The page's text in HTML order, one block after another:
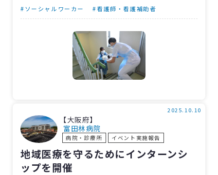
内に配膳車を運び入れることができず、当院の
リレー方式で配膳しました。
研修は「震度4の地震が発生したものの施設に
大きな被害はなく、食事は提供できる」という
想定で実施。7～10階の間でリレー方式での配膳
当院は10階建てで、厨房は1階で病棟は9階ま
であり、配膳には多くの人員や労力が必要です。
災害時の人員確保の課題はありますが、いつ起
こるか分からない災害に備えることができまし
た。
#ソーシャルワーカー
#看護師・看護補助者
【大阪府】
富田林病院
病院・診療所 イベント実施報告
2025.10.10
地域医療を守るためにインターンシ
ップを開催